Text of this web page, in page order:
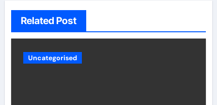
Related Post
Uncategorised